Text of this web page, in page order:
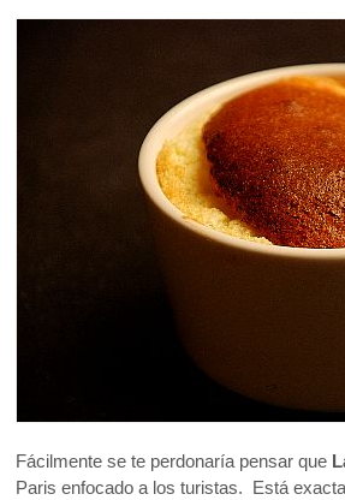
Fácilmente se te perdonaría pensar que
Paris enfocado a los turistas. Está